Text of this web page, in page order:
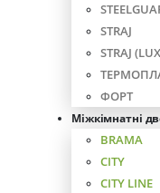
STRAJ
STRAJ
ФОРТ
Міжкімнатні
BRAMA
CITY
CITY LINE